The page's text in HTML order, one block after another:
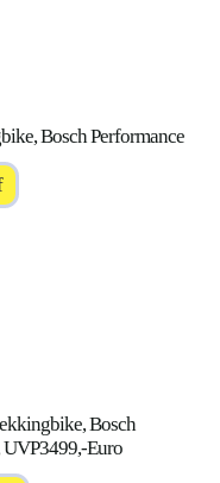
Bosch Performance
Bosch
Euro